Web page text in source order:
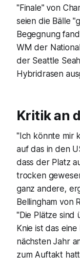
"Finale" von
seien die Bälle
Begegnung
WM der
der Seattle
Hybridrasen
Kritik an
"Ich könnte mir
auf das in den
dass der Platz
trocken
ganz andere,
Bellingham von
"Die Plätze sind
Knie ist das
nächsten Jahr
zum Auftakt